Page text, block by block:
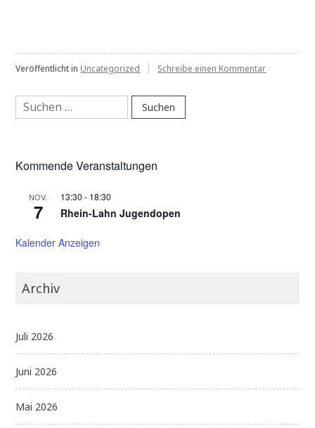
DER
Veröffentlicht in Uncategorized Schreibe einen Kommentarzu
Suchen
nach:
Kommende Veranstaltungen
NOV.
7
13:30 - 18:30
Rhein-Lahn Jugendopen
Kalender Anzeigen
Archiv
Juli 2026
Juni 2026
Mai 2026